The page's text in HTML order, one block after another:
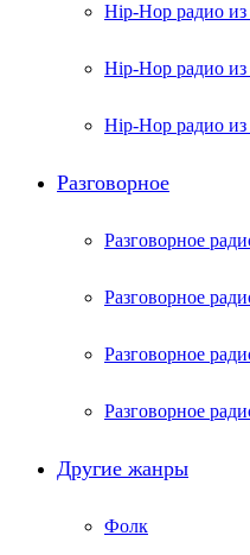
Hip-Hop радио из
Hip-Hop радио
Hip-Hop радио
Разговорное
Разговорное
Разговорное
Разговорное
Разговорное
Другие жанры
Фолк